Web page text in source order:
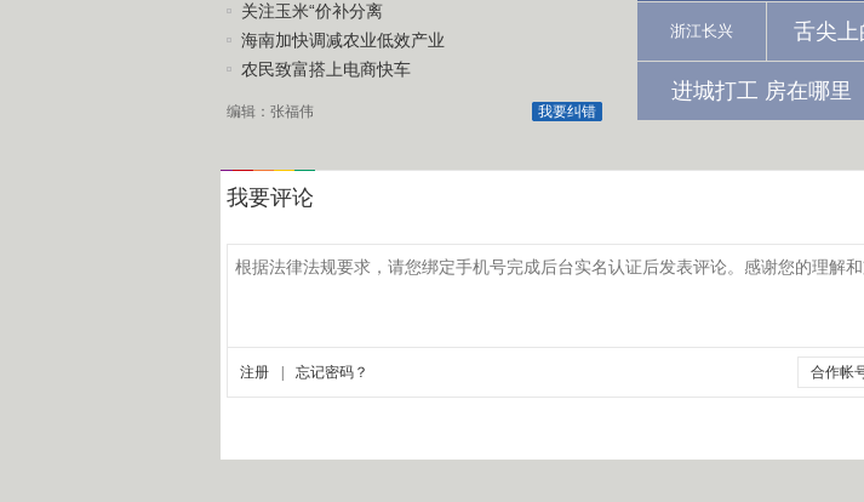
关注玉米“价补分离
海南加快调减农业低效产业
农民致富搭上电商快车
我要纠错
编辑：张福伟
浙江长兴 舌尖
进城打工 房在哪里